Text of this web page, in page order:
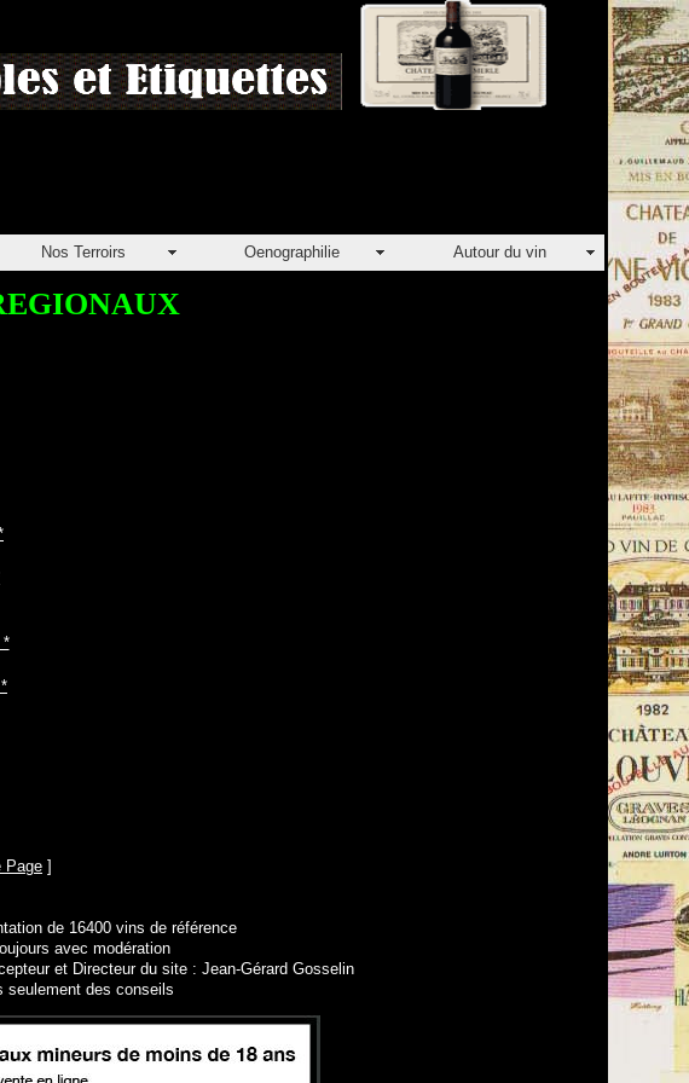
Nos Terroirs Oenographilie Autour du vin
*
Page ]
de 16400 vins de référence
avec modération
et Directeur du site : Jean-Gérard Gosselin
seulement des conseils